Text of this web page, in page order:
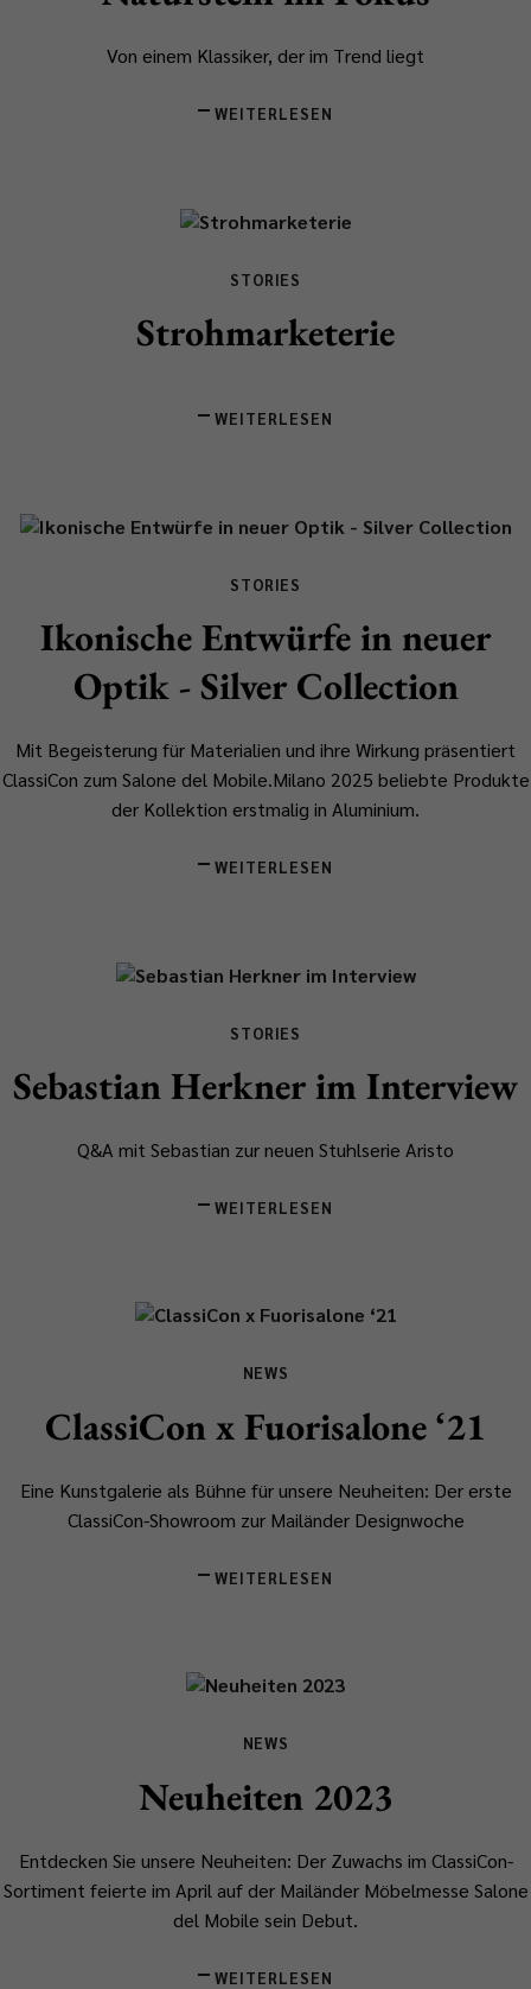
Von einem Klassiker, der im Trend liegt
WEITERLESEN
STORIES
Strohmarketerie
WEITERLESEN
STORIES
Ikonische Entwürfe in neuer
Optik - Silver Collection
Mit Begeisterung für Materialien und ihre Wirkung präsentiert
ClassiCon zum Salone del Mobile.Milano 2025 beliebte Produkte
der Kollektion erstmalig in Aluminium.
WEITERLESEN
STORIES
Sebastian Herkner im Interview
Q&A mit Sebastian zur neuen Stuhlserie Aristo
WEITERLESEN
NEWS
ClassiCon x Fuorisalone ‘21
Eine Kunstgalerie als Bühne für unsere Neuheiten: Der erste
ClassiCon-Showroom zur Mailänder Designwoche
WEITERLESEN
NEWS
Neuheiten 2023
Entdecken Sie unsere Neuheiten: Der Zuwachs im ClassiCon-
Sortiment feierte im April auf der Mailänder Möbelmesse Salone
del Mobile sein Debut.
WEITERLESEN